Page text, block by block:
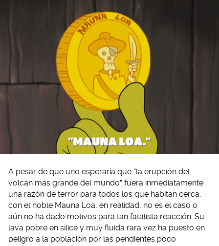
A pesar de que uno esperaría que “la erupción del
volcán más grande del mundo” fuera inmediatamente
una razón de terror para todos los que habitan cerca,
con el noble Mauna Loa, en realidad, no es el caso o
aún no ha dado motivos para tan fatalista reacción. Su
lava pobre en sílice y muy fluida rara vez ha puesto en
peligro a la población por las pendientes poco